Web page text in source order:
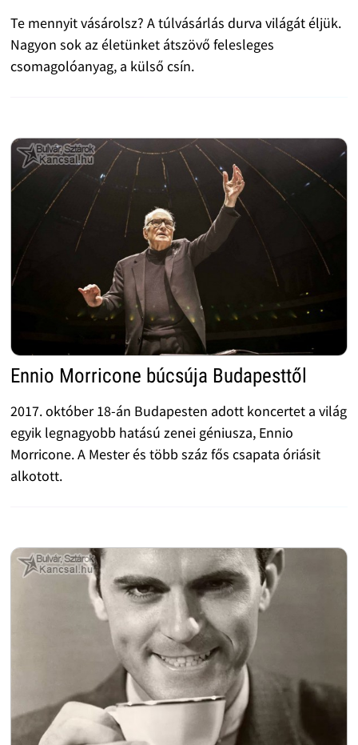
Te mennyit vásárolsz? A túlvásárlás durva világát éljük.
Nagyon sok az életünket átszövő felesleges
csomagolóanyag, a külső csín.
Ennio Morricone búcsúja Budapesttől
2017. október 18-án Budapesten adott koncertet a világ
egyik legnagyobb hatású zenei géniusza, Ennio
Morricone. A Mester és több száz fős csapata óriásit
alkotott.